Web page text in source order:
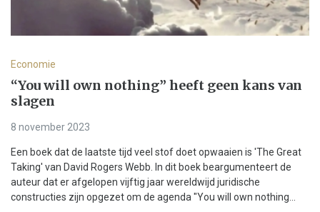
Economie
“You will own nothing” heeft geen kans van
slagen
8 november 2023
Een boek dat de laatste tijd veel stof doet opwaaien is 'The Great
Taking' van David Rogers Webb. In dit boek beargumenteert de
auteur dat er afgelopen vijftig jaar wereldwijd juridische
constructies zijn opgezet om de agenda "You will own nothing...